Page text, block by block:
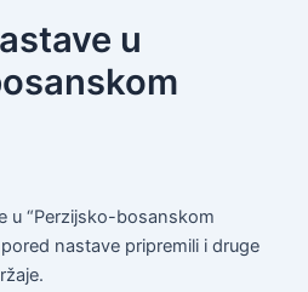
u
u “Perzijsko-bosanskom
nastave pripremili i druge